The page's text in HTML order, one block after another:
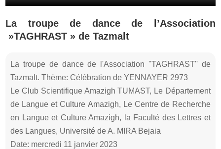
La troupe de dance de l’Association
»TAGHRAST » de Tazmalt
La troupe de dance de l'Association ''TAGHRAST'' de
Tazmalt. Thème: Célébration de YENNAYER 2973
Le Club Scientifique Amazigh TUMAST, Le Département
de Langue et Culture Amazigh, Le Centre de Recherche
en Langue et Culture Amazigh, la Faculté des Lettres et
des Langues, Université de A. MIRA Bejaia
Date: mercredi 11 janvier 2023